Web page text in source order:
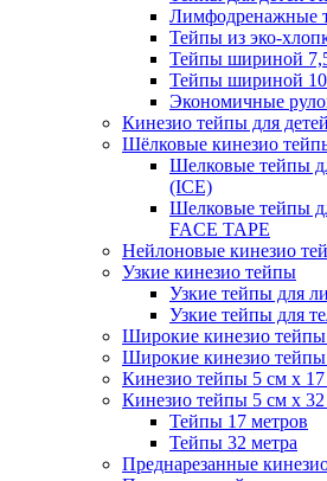
Лимфодренажные
Тейпы из эко-
Тейпы шириной
Тейпы шириной
Экономичные
Кинезио тейпы для детей
Шёлковые кинезио
Шелковые тейпы
(ICE)
Шелковые тейпы
FACE TAPE
Нейлоновые кинезио
Узкие кинезио тейпы
Узкие тейпы для
Узкие тейпы для
Широкие кинезио
Широкие кинезио
Кинезио тейпы 5 см x
Кинезио тейпы 5 см х
Тейпы 17 метров
Тейпы 32 метра
Преднарезанные